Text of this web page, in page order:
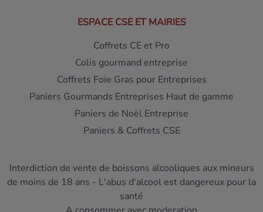
ESPACE CSE ET MAIRIES
Coffrets CE et Pro
Colis gourmand entreprise
Coffrets Foie Gras pour Entreprises
Paniers Gourmands Entreprises Haut de gamme
Paniers de Noël Entreprise
Paniers & Coffrets CSE
Interdiction de vente de boissons alcooliques aux mineurs
de moins de 18 ans - L'abus d'alcool est dangereux pour la
santé